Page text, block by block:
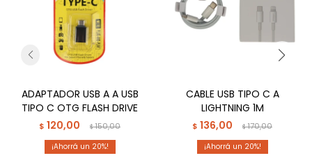
ADAPTADOR USB A A USB
TIPO C OTG FLASH DRIVE
$ 120,00 $150,00
20
CABLE USB TIPO C A
LIGHTNING 1M
$ 136,00 $170,00
20